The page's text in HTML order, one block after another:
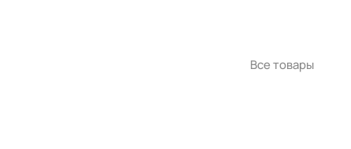
Все товары